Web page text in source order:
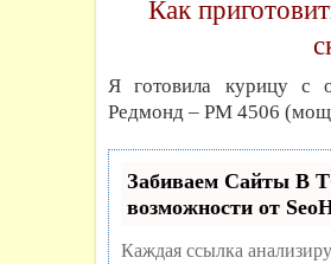
Как
Я готовила курицу с
Редмонд – РМ 4506
Забиваем Сайты
возможности от
Каждая ссылка